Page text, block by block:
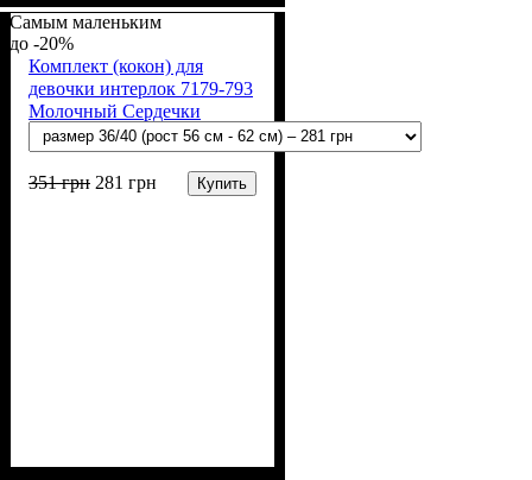
Самым маленьким
-20%
Комплект (кокон) для
девочки интерлок 7179-793
Молочный Сердечки
розовые
351грн 281 грн Купить